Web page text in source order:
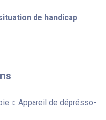
de handicap
○ Appareil de déprésso-